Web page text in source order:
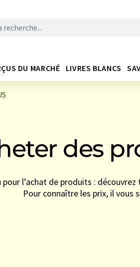
DU MARCHÉ LIVRES BLANCS
des
l’achat de produits :
Pour connaître les prix, il vous